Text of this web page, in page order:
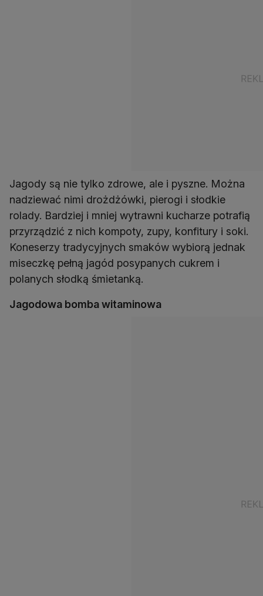
Jagody są nie tylko zdrowe, ale i pyszne. Można
nadziewać nimi drożdżówki, pierogi i słodkie
rolady. Bardziej i mniej wytrawni kucharze potrafią
przyrządzić z nich kompoty, zupy, konfitury i soki.
Koneserzy tradycyjnych smaków wybiorą jednak
miseczkę pełną jagód posypanych cukrem i
polanych słodką śmietanką.
Jagodowa bomba witaminowa